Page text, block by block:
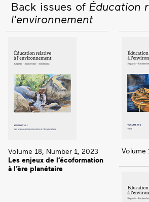
Back issues of Éducation
l'environnement
Volume 18, Number 1, 2023
Les enjeux de l’écoformation
à l’ère planétaire
Volume